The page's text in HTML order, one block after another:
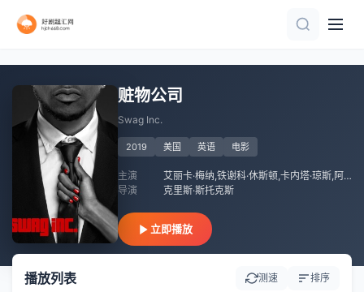
赃物公司
Swag Inc.
2019 美国 英语 电影
主演
艾丽卡·梅纳,铁谢科·休斯顿,卡内塔·琼斯,阿迪亚·朱尼贾,马西卡·卡莱莎
导演
克里斯·斯托克斯
立即播放
播放列表 测速 排序
HD中字
正片
HD
HD中字
HD中字
正片